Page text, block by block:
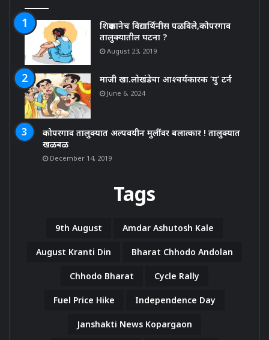
शिक्षकानेच विद्यार्थिनीस पळविले,कोपरगाव
तालुक्यातील घटना ?
August 23, 2019
माजी खा.लोखंडेचा आश्चर्यकारक ‘यु’ टर्न
June 6, 2024
कोपरगाव तालुक्यात अल्पवयीन मुलींवर बलात्कार ! तालुक्यात
खळबळ
December 14, 2019
Tags
9th August Amdar Ashutosh Kale
August Kranti Din Bharat Chhodo Andolan
Chhodo Bharat Cycle Rally
Fuel Price Hike Independence Day
Janshakti News Kopargaon